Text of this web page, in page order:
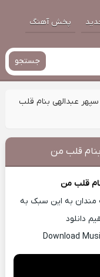
پخش آهنگ
جستجو
عبدالهی بنام قلب
قلب من
قلب من
مندان به این سبک به
دانلود